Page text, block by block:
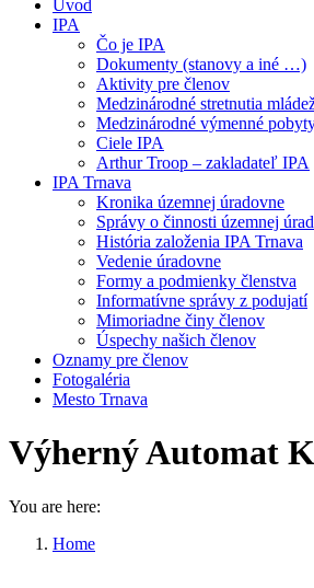
Úvod
IPA
Čo je IPA
Dokumenty (stanovy a iné …)
Aktivity pre členov
Medzinárodné stretnutia
Medzinárodné výmenné
Ciele IPA
Arthur Troop – zakladateľ IPA
IPA Trnava
Kronika územnej úradovne
Správy o činnosti územnej
História založenia IPA Trnava
Vedenie úradovne
Formy a podmienky členstva
Informatívne správy z podujatí
Mimoriadne činy členov
Úspechy našich členov
Oznamy pre členov
Fotogaléria
Mesto Trnava
Výherný Automat
You are here:
Home